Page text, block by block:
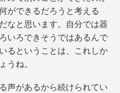
ができるだろうと考える
なと思います。自分では器
いろできそうではあるんで
るということは、これしか
うね。
声があるから続けられてい